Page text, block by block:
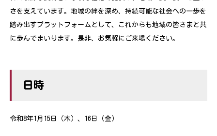
さを支えています。地域の絆を深め、持続可能な社会への一歩を
踏み出すプラットフォームとして、これからも地域の皆さまと共
に歩んでまいります。是非、お気軽にご来場ください。
日時
令和8年1 月 15 日（木 ） 、 16 日（金）